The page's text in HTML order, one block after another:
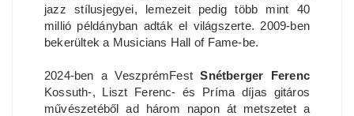
jazz stílusjegyei, lemezeit pedig több mint 40
millió példányban adták el világszerte. 2009-ben
bekerültek a Musicians Hall of Fame-be.
2024-ben a VeszprémFestSnétberger Ferenc
Kossuth-, Liszt Ferenc- és Príma díjas gitáros
művészetéből ad három napon át metszetet a